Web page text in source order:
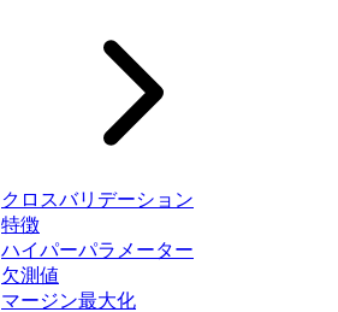
クロスバリデーション
特徴
ハイパーパラメーター
欠測値
マージン最大化